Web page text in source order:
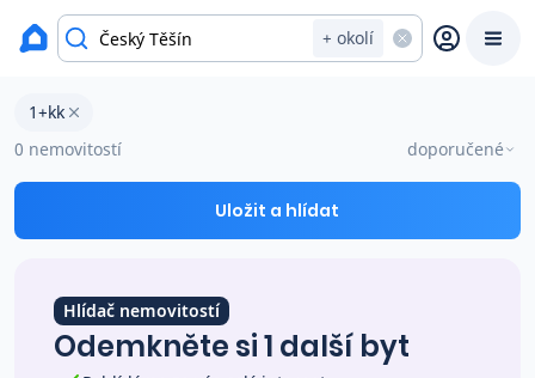
+ okolí
Prodat
Prodej s Reas.cz
Ceny prodaných nemovitostí
okres Karviná
Byty 1+kk na prodej Český Těšín
1+kk
0 nemovitostí
doporučené
Uložit a hlídat
Hlídač nemovitostí
Odemkněte si 1 další byt